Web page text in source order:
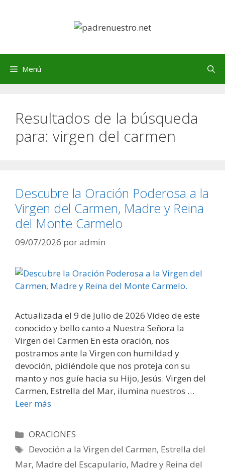
Menú
Resultados de la búsqueda
para: virgen del carmen
Descubre la Oración Poderosa a la
Virgen del Carmen, Madre y Reina
del Monte Carmelo
09/07/2026 poradmin
Actualizada el 9 de Julio de 2026 Vídeo de este
conocido y bello canto a Nuestra Señora la
Virgen del Carmen En esta oración, nos
postramos ante la Virgen con humildad y
devoción, pidiéndole que nos proteja con su
manto y nos guíe hacia su Hijo, Jesús. Virgen del
Carmen, Estrella del Mar, ilumina nuestros …
Leer más
Categorías
ORACIONES
Etiquetas
Devoción a la Virgen del Carmen, Estrella del
Mar, Madre del Escapulario, Madre y Reina del